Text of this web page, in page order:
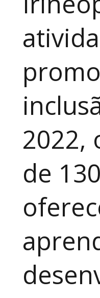
2022,
de